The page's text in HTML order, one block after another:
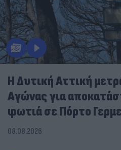
Η Δυτική Αττική
Αγώνας για
φωτιά σε Πόρτο
08.08.2026